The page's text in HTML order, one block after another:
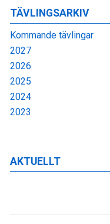
TÄVLINGSARKIV
Kommande tävlingar
2027
2026
2025
2024
2023
AKTUELLT